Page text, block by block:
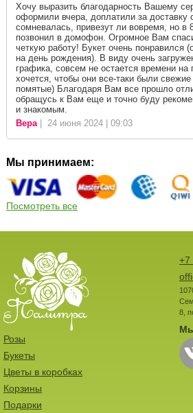
Хочу выразить благодарность Вашему
оформили вчера, доплатили за доставку
сомневалась, привезут ли вовремя, но в
позвонил в домофон. Огромное Вам
четкую работу! Букет очень понравился
на день рождения). В виду очень
графика, совсем не остается времени на
хочется, чтобы они все-таки были
помятые) Благодаря Вам все прошло
обращусь к Вам еще и точно буду
и знакомым.
Вера| 24 июня 2024 | 09:03
Мы принимаем:
Посмотреть все
+7
8,
Розы
Букеты
Цветы в коробках
Корзины
Подарки